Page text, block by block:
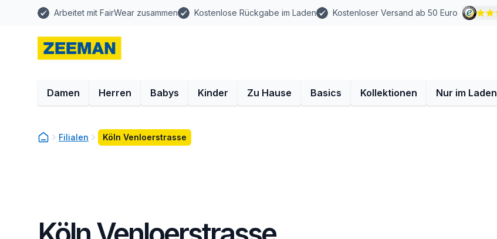
Arbeitet mit FairWear zusammen Kostenlose Rückgabe im Laden Kostenloser Versand ab 50 Euro
Damen Herren Babys Kinder Zu Hause Basics Kollektionen Nur im Laden
Filialen Köln Venloerstrasse